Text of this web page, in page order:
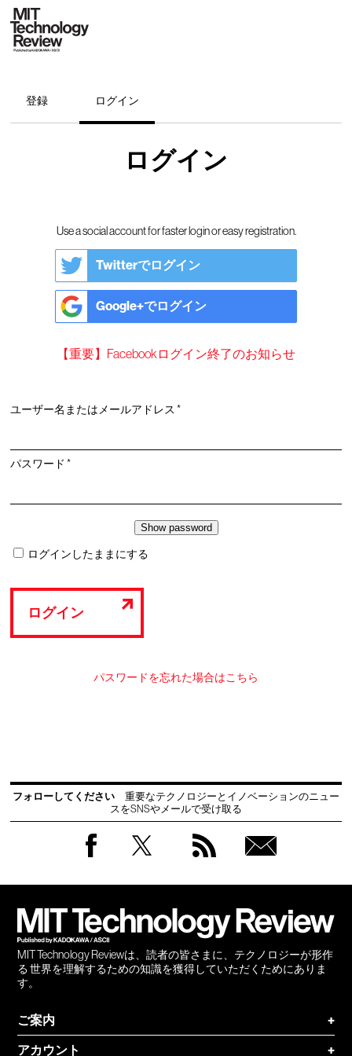
登録 ログイン
ログイン
Use a social account for faster login or easy registration.
Twitterでログイン
Google+でログイン
【重要】Facebookログイン終了のお知らせ
ユーザー名またはメールアドレス*必
パスワード*必
ログインしたままにする
ログイン
パスワードを忘れた場合はこちら
フォローしてください
重要なテクノロジーとイノベーションのニュー
スをSNSやメールで受け取る
MIT Technology Reviewは、読者の皆さまに、テクノロジーが形作
る 世界を理解するための知識を獲得していただくためにありま
す。
ご案内
+
アカウント
+